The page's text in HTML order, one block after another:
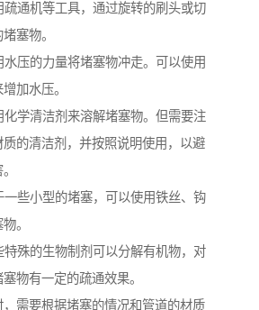
疏通机等工具，通过旋转的刷头或切
塞物。
压的力量将堵塞物冲走。可以使用
加水压。
化学清洁剂来溶解堵塞物。但需要注
的清洁剂，并按照说明使用，以避
一些小型的堵塞，可以使用铁丝、钩
。
特殊的生物制剂可以分解有机物，对
物有一定的疏通效果。
需要根据堵塞的情况和管道的材质